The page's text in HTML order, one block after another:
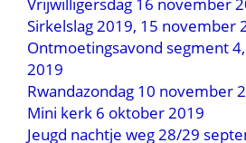
Sirkelslag 2019, 15 november
Ontmoetingsavond segment
2019
Rwandazondag 10 november
Mini kerk 6 oktober 2019
Jeugd nachtje weg 28/29